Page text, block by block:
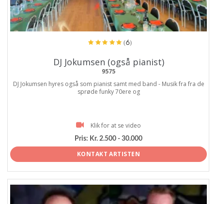
ProArtist
(6)
DJ Jokumsen (også pianist)
9575
DJ Jokumsen hyres også som pianist samt med band - Musik fra fra de
sprøde funky 70ere og
Klik for at se video
Pris: Kr. 2.500 - 30.000
KONTAKT ARTISTEN